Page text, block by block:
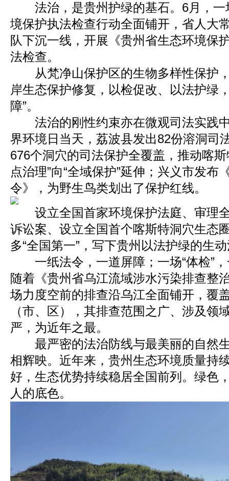
法治，是贵州护绿的基石。6月，一
境保护执法检查行动全面铺开，省人大
队下沉一线，开展《贵州省生态环境保
法检查。
从梵净山保护区的生物多样性保护
岸生态保护修复，以检促改、以法护绿
障”。
法治的刚性约束亦在微观司法实践
界环境日当天，荔波县发出82份溶洞司
676个洞穴的司法保护全覆盖，推动喀
点治理”向“全域保护”延伸；兴义市发布
令》，为野生鸟类划出了保护红线。
设立全国首家环境保护法庭、审理
诉讼案、设立全国首个喀斯特洞穴生
多“全国第一”，写下贵州以法护绿的生
一纸法令，一道屏障；一场“体检”，
随着《贵州省乌江流域涉水污染排查整
场力度空前的排查沿乌江全面铺开，覆
（市、区），其排查范围之广、涉及领
严，为近年之最。
最严密的法治防线与最美丽的自然
相辉映。近年来，贵州生态环境质量持
好，生态优势持续稳居全国前列。绿色
人的底色。